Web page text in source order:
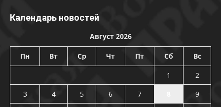
Календарь новостей
Август 2026
Пн Вт Ср Чт Пт Сб Вс
1
2
3
4 5 6 7
9